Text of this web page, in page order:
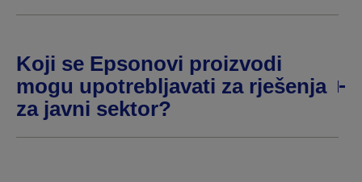
Koji se Epsonovi proizvodi
mogu upotrebljavati za rješenja
za javni sektor?